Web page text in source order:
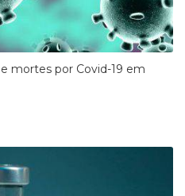
mortes por Covid-19 em